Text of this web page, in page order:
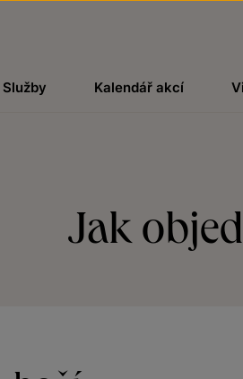
Služby Kalendář akcí
Jak